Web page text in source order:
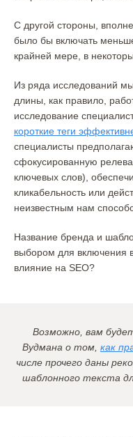
С другой стороны,
было бы включать
крайней мере, в
Из ряда исследований
длины, как правило,
исследование
короткие теги
специалисты
сфокусированную
ключевых слов),
кликабельность или
неизвестным нам
Название бренда и
выбором для включения
влияние на SEO?
Возможно, вам
Вудмана о том, как
числе прочего даны
шаблонного текста